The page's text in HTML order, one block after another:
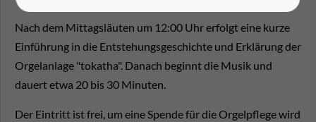
Nach dem Mittagsläuten um 12:00 Uhr erfolgt eine kurze
Einführung in die Entstehungsgeschichte und Erklärung der
Orgelanlage "tokatha". Danach beginnt die Musik und
dauert etwa 20 bis 30 Minuten.
Der Eintritt ist frei, um eine Spende für die Orgelpflege wird